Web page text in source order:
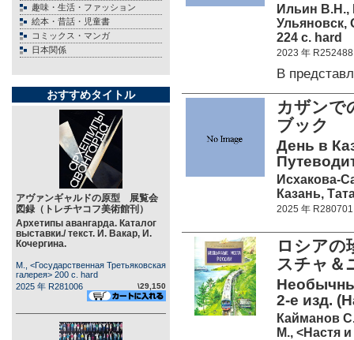
趣味・生活・ファッション
絵本・昔話・児童書
コミックス・マンガ
日本関係
おすすめタイトル
アヴァンギャルドの原型 展覧会
図録（トレチヤコフ美術館刊）
Архетипы авангарда. Каталог
выставки./ текст. И. Вакар, И.
Кочергина.
М., <Государственная Третьяковская
галерея> 200 c. hard
2025 年 R281006
\29,150
Ильин В.Н.,
Ульяновск,
224 c. hard
2023 年 R252488
В
カザンで
ブック
День в
Исхакова-
Казань,
2025 年 R280701
ロシアの
スチャ＆
2-е изд.
Кайманов
М., <Настя